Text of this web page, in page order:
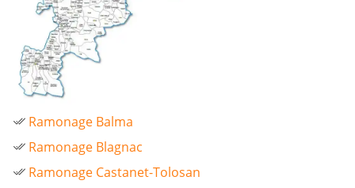
Ramonage Balma
Ramonage Blagnac
Ramonage Castanet-Tolosan